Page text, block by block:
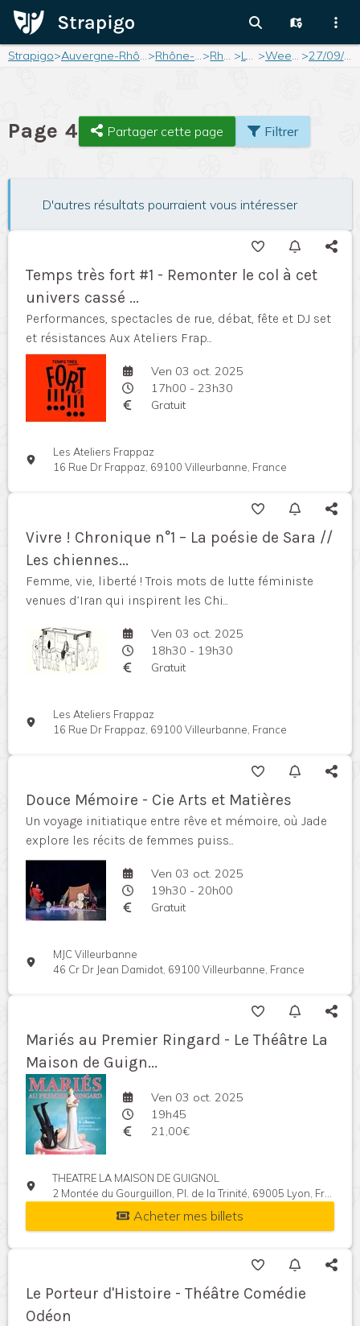
Strapigo> Auvergne-Rhône-Alpes> Rhône-Alpes> Rhône > Lyon > Weekend > 27/09/2025
Page 4 Partager cette page Filtrer
D'autres résultats pourraient vous intéresser
Temps très fort #1 - Remonter le col à cet
univers cassé ...
Performances, spectacles de rue, débat, fête et DJ set
et résistances Aux Ateliers Frap...
Ven 03 oct. 2025
17h00 - 23h30
Gratuit
Les Ateliers Frappaz
16 Rue Dr Frappaz, 69100 Villeurbanne, France
Vivre ! Chronique n°1 – La poésie de Sara //
Les chiennes...
Femme, vie, liberté ! Trois mots de lutte féministe
venues d’Iran qui inspirent les Chi...
Ven 03 oct. 2025
18h30 - 19h30
Gratuit
Les Ateliers Frappaz
16 Rue Dr Frappaz, 69100 Villeurbanne, France
Douce Mémoire - Cie Arts et Matières
Un voyage initiatique entre rêve et mémoire, où Jade
explore les récits de femmes puiss...
Ven 03 oct. 2025
19h30 - 20h00
Gratuit
MJC Villeurbanne
46 Cr Dr Jean Damidot, 69100 Villeurbanne, France
Mariés au Premier Ringard - Le Théâtre La
Maison de Guign...
Ven 03 oct. 2025
19h45
21,00€
THEATRE LA MAISON DE GUIGNOL
2 Montée du Gourguillon, Pl. de la Trinité, 69005 Lyon, France
Acheter mes billets
Le Porteur d'Histoire - Théâtre Comédie
Odéon